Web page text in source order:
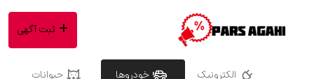
الکترونیک خودروها حیوانات
ثبت آگهی